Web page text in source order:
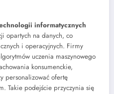
informatycznych
opartych na danych, co
i operacyjnych. Firmy
uczenia maszynowego
konsumenckie,
personalizować ofertę
Takie podejście przyczynia się